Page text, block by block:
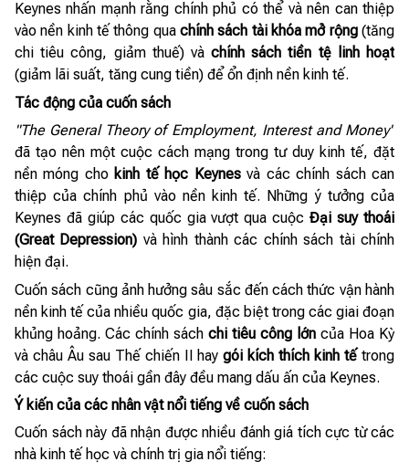
Keynes nhấn mạnh rằng chính phủ có thể và nên can thiệp
vào nền kinh tế thông qua chính sách tài khóa mở rộng(tăng
chi tiêu công, giảm thuế) vàchính sách tiền tệ linh hoạt
(giảm lãi suất, tăng cung tiền) để ổn định nền kinh tế.
Tác động của cuốn sách
"The General Theory of Employment, Interest and Money"
đã tạo nên một cuộc cách mạng trong tư duy kinh tế, đặt
nền móng cho kinh tế học Keynesvà các chính sách can
thiệp của chính phủ vào nền kinh tế. Những ý tưởng của
Keynes đã giúp các quốc gia vượt qua cuộcĐại suy thoái
(Great Depression) và hình thành các chính sách tài chính
hiện đại.
Cuốn sách cũng ảnh hưởng sâu sắc đến cách thức vận hành
nền kinh tế của nhiều quốc gia, đặc biệt trong các giai đoạn
khủng hoảng. Các chính sách chi tiêu công lớn của Hoa Kỳ
và châu Âu sau Thế chiến II haygói kích thích kinh tếtrong
các cuộc suy thoái gần đây đều mang dấu ấn của Keynes.
Ý kiến của các nhân vật nổi tiếng về cuốn sách
Cuốn sách này đã nhận được nhiều đánh giá tích cực từ các
nhà kinh tế học và chính trị gia nổi tiếng: